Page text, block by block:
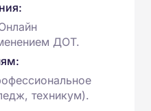
ДОТ.
техникум).